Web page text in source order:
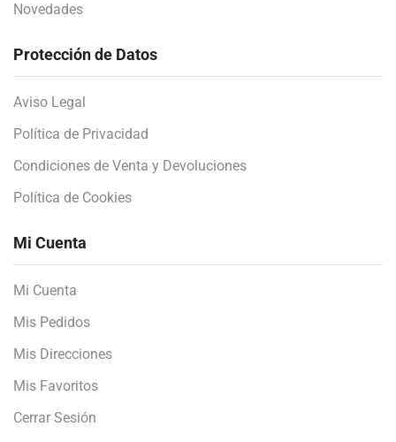
Novedades
Protección de Datos
Aviso Legal
Política de Privacidad
Condiciones de Venta y Devoluciones
Política de Cookies
Mi Cuenta
Mi Cuenta
Mis Pedidos
Mis Direcciones
Mis Favoritos
Cerrar Sesión